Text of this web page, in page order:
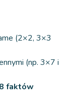
(2×2, 3×3
(np. 3×7 i
faktów